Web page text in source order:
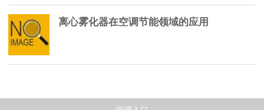
离心雾化器在空调节能领域的应用